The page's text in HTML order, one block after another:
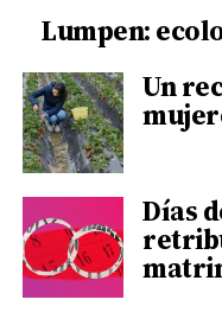
Lumpen:
Un
Días